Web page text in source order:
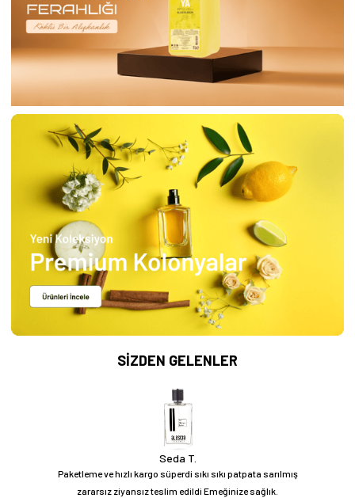
SİZDEN GELENLER
Seda T.
Paketleme ve hızlı kargo süperdi sıkı sıkı patpata sarılmış
zararsız ziyansız teslim edildi Emeğinize sağlık.